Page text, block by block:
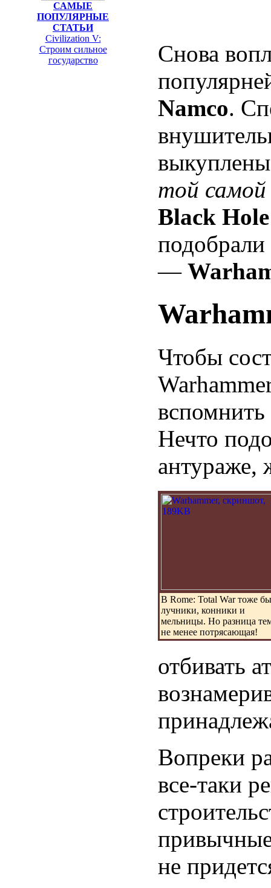
САМЫЕ
ПОПУЛЯРНЫЕ
СТАТЬИ
Civilization V:
Строим сильное
государство
Cнова
Namco.
той самой
Black
подобрали
—
Чтобы
Нечто
антураже,
В Rome: Total War тоже
лучники, конники и
мельницы. Но разница
не менее потрясающая!
отбивать
Вопреки
все-таки
не